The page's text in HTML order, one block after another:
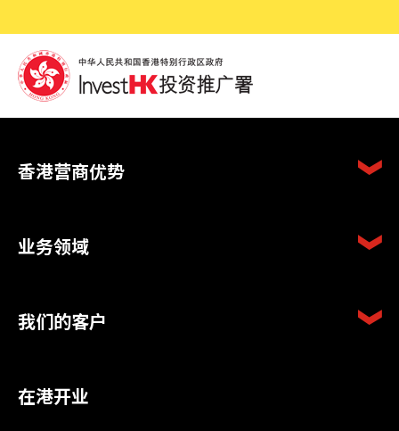
香港营商优势
业务领域
我们的客户
在港开业